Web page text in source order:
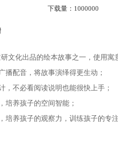
下载量：1000000
文化出品的绘本故事之一，使用
播配音，将故事演绎得更生动；
，不必看阅读说明也能很快上手；
培养孩子的空间智能；
培养孩子的观察力，训练孩子的专注